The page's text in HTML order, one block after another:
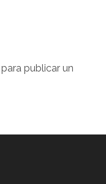
para publicar un